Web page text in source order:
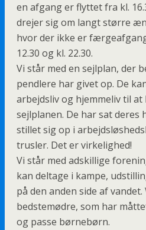
en afgang er flyttet fra kl.
drejer sig om langt større
hvor der ikke er
12.30 og kl. 22.30.
Vi står med en sejlplan, der
pendlere har givet op. De
arbejdsliv og hjemmeliv til
sejlplanen. De har sat deres
stillet sig op i
trusler. Det er virkelighed!
Vi står med adskillige
kan deltage i kampe,
på den anden side af vandet.
bedstemødre, som har
og passe børnebørn.